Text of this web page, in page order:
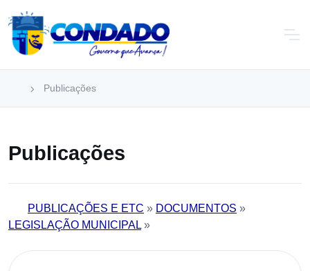
Publicações
Publicações
PUBLICAÇÕES E ETC » DOCUMENTOS »
LEGISLAÇÃO MUNICIPAL »